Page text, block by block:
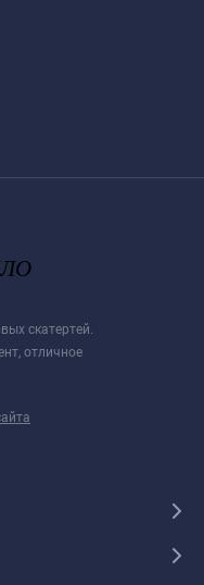
скатертей.
отличное